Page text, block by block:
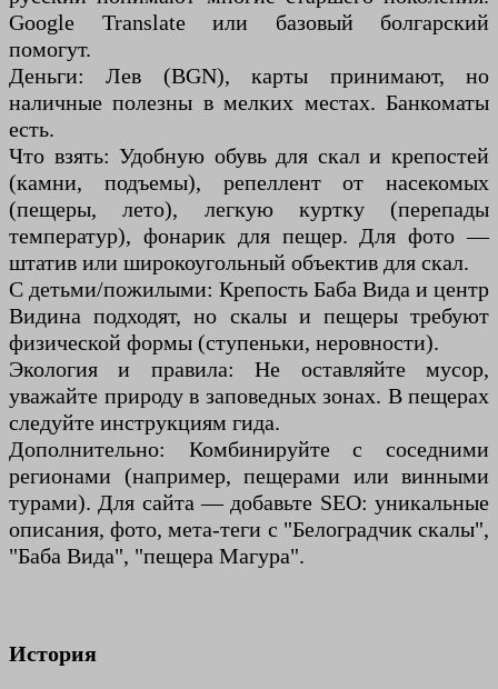
Google Translate или базовый болгарский
помогут.
Деньги: Лев (BGN), карты принимают, но
наличные полезны в мелких местах. Банкоматы
есть.
Что взять: Удобную обувь для скал и крепостей
(камни, подъемы), репеллент от насекомых
(пещеры, лето), легкую куртку (перепады
температур), фонарик для пещер. Для фото —
штатив или широкоугольный объектив для скал.
С детьми/пожилыми: Крепость Баба Вида и центр
Видинa подходят, но скалы и пещеры требуют
физической формы (ступеньки, неровности).
Экология и правила: Не оставляйте мусор,
уважайте природу в заповедных зонах. В пещерах
следуйте инструкциям гида.
Дополнительно: Комбинируйте с соседними
регионами (например, пещерами или винными
турами). Для сайта — добавьте SEO: уникальные
описания, фото, мета-теги с "Белоградчик скалы",
"Баба Вида", "пещера Магура".
История